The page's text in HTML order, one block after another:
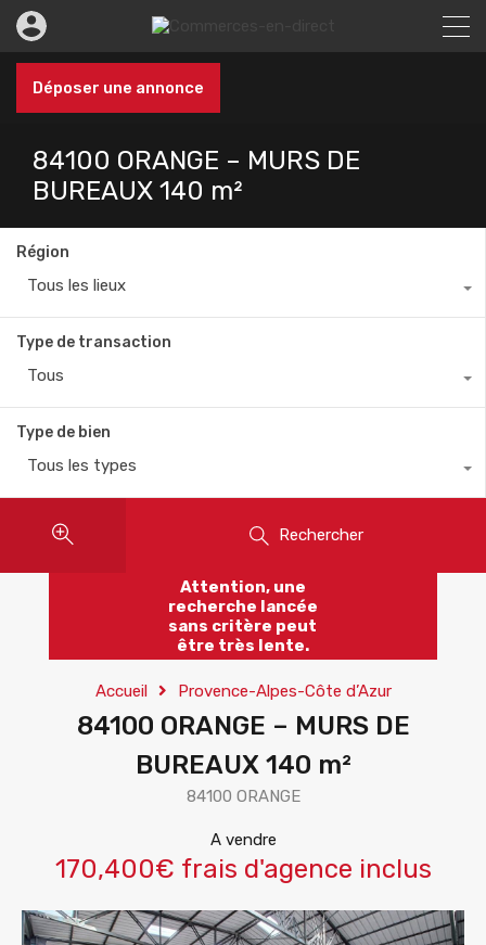
Déposer une annonce
84100 ORANGE – MURS DE
BUREAUX 140 m²
Région
Tous les lieux
Type de transaction
Tous
Type de bien
Tous les types
Rechercher
Attention, une
recherche lancée
sans critère peut
être très lente.
Accueil Provence-Alpes-Côte d’Azur
84100 ORANGE – MURS DE
BUREAUX 140 m²
84100 ORANGE
A vendre
170,400€ frais d'agence inclus